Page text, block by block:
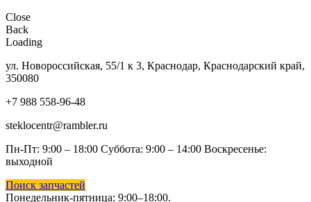
Close
Back
Loading
ул. Новороссийская, 55/1 к 3, Краснодар, Краснодарский край,
350080
+7 988 558-96-48
steklocentr@rambler.ru
Пн-Пт: 9:00 – 18:00 Суббота: 9:00 – 14:00 Воскресенье:
выходной
Поиск запчастей
Понедельник-пятница: 9:00–18:00.